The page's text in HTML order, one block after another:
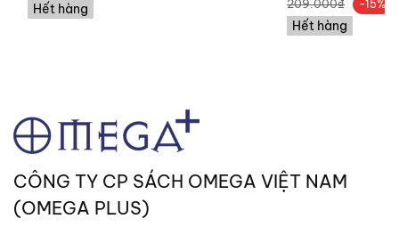
Hết hàng 209.000₫ -15%
Hết hàng
CÔNG TY CP SÁCH OMEGA VIỆT NAM
(OMEGA PLUS)